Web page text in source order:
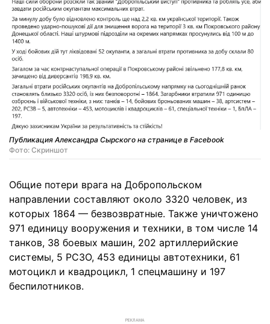
Публикация Александра Сырского на странице в Facebook
Фото: Скриншот
Общие потери врага на Добропольском
направлении составляют около 3320 человек, из
которых 1864 — безвозвратные. Также уничтожено
971 единицу вооружения и техники, в том числе 14
танков, 38 боевых машин, 202 артиллерийские
системы, 5 РСЗО, 453 единицы автотехники, 61
мотоцикл и квадроцикл, 1 спецмашину и 197
беспилотников.
РЕКЛАМА